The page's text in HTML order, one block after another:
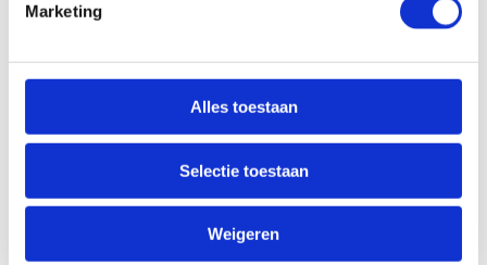
Marketing
Alles toestaan
Selectie toestaan
Weigeren